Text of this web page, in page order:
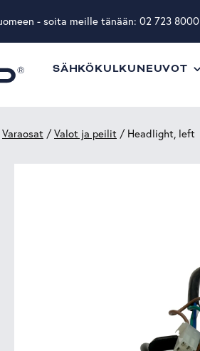
- soita meille tänään: 02 723 8000
SÄHKÖKULKUNEUVOT
Varaosat /Valot ja peilit / Headlight, left